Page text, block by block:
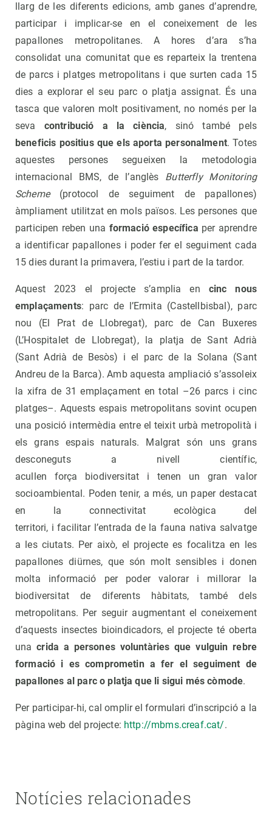
llarg de les diferents edicions, amb ganes d’aprendre,
participar i implicar-se en el coneixement de les
papallones metropolitanes. A hores d’ara s’ha
consolidat una comunitat que es reparteix la trentena
de parcs i platges metropolitans i que surten cada 15
dies a explorar el seu parc o platja assignat. És una
tasca que valoren molt positivament, no només per la
seva contribució a la ciència, sinó també pels
beneficis positius que els aporta personalment. Totes
aquestes persones segueixen la metodologia
internacional BMS, de l’anglès Butterfly Monitoring
Scheme (protocol de seguiment de papallones)
àmpliament utilitzat en mols països. Les persones que
participen reben una formació específica per aprendre
a identificar papallones i poder fer el seguiment cada
15 dies durant la primavera, l’estiu i part de la tardor.
Aquest 2023 el projecte s’amplia en cinc nous
emplaçaments: parc de l’Ermita (Castellbisbal), parc
nou (El Prat de Llobregat), parc de Can Buxeres
(L’Hospitalet de Llobregat), la platja de Sant Adrià
(Sant Adrià de Besòs) i el parc de la Solana (Sant
Andreu de la Barca). Amb aquesta ampliació s’assoleix
la xifra de 31 emplaçament en total –26 parcs i cinc
platges–. Aquests espais metropolitans sovint ocupen
una posició intermèdia entre el teixit urbà metropolità i
els grans espais naturals. Malgrat són uns grans
desconeguts a nivell científic,
acullen força biodiversitat i tenen un gran valor
socioambiental. Poden tenir, a més, un paper destacat
en la connectivitat ecològica del
territori, i facilitar l’entrada de la fauna nativa salvatge
a les ciutats. Per això, el projecte es focalitza en les
papallones diürnes, que són molt sensibles i donen
molta informació per poder valorar i millorar la
biodiversitat de diferents hàbitats, també dels
metropolitans. Per seguir augmentant el coneixement
d’aquests insectes bioindicadors, el projecte té oberta
unacrida a persones voluntàries que vulguin rebre
formació i es comprometin a fer el seguiment de
papallones al parc o platja que li sigui més còmode.
Per participar-hi, cal omplir el formulari d’inscripció a la
pàgina web del projecte: http://mbms.creaf.cat/.
Notícies relacionades